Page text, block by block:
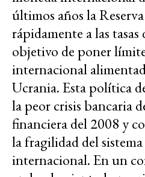
últimos años la
rápidamente a las
objetivo de poner
internacional
Ucrania. Esta política
la peor crisis bancaria
financiera del 2008 y
la fragilidad del
internacional. En un